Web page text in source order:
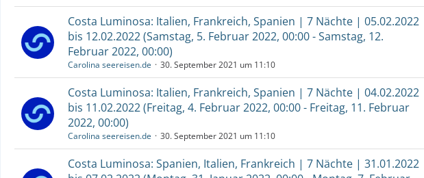
Costa Luminosa: Italien, Frankreich, Spanien | 7 Nächte | 05.02.2022
bis 12.02.2022 (Samstag, 5. Februar 2022, 00:00 - Samstag, 12.
Februar 2022, 00:00)
Carolina seereisen.de 30. September 2021 um 11:10
Costa Luminosa: Italien, Frankreich, Spanien | 7 Nächte | 04.02.2022
bis 11.02.2022 (Freitag, 4. Februar 2022, 00:00 - Freitag, 11. Februar
2022, 00:00)
Carolina seereisen.de 30. September 2021 um 11:10
Costa Luminosa: Spanien, Italien, Frankreich | 7 Nächte | 31.01.2022